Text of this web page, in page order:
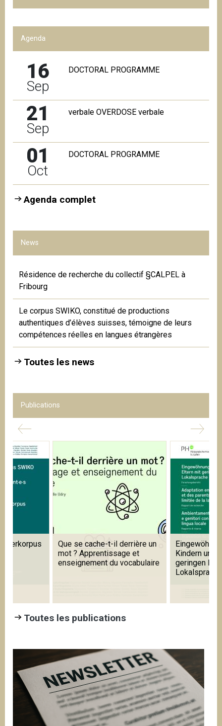
Agenda
16
Sep
DOCTORAL PROGRAMME
21
Sep
verbale OVERDOSE verbale
01
Oct
DOCTORAL PROGRAMME
Agenda complet
News
Résidence de recherche du collectif §CALPEL à
Fribourg
Le corpus SWIKO, constitué de productions
authentiques d’élèves suisses, témoigne de leurs
compétences réelles en langues étrangères
Toutes les news
Publications
un
Eingewöhnung in Kitas mit
Kindern und Eltern mit
geringen Kenntnissen der
Learning
Foreign and
Languages
Toutes les publications